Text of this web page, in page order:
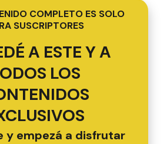
COMPLETO ES SOLO
SUSCRIPTORES
A ESTE Y A
LOS
y empezá a disfrutar